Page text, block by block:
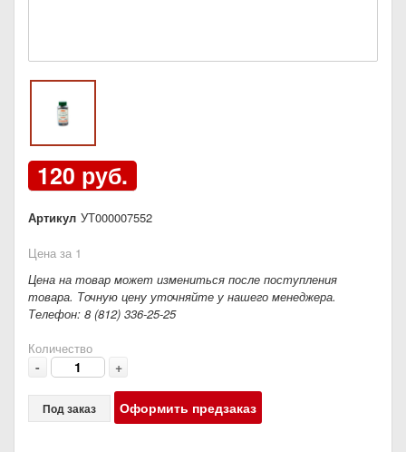
120 руб.
Артикул УТ000007552
Цена за 1
Цена на товар может измениться после поступления
товара. Точную цену уточняйте у нашего менеджера.
Телефон: 8 (812) 336-25-25
Количество
- +
Под заказ Оформить предзаказ